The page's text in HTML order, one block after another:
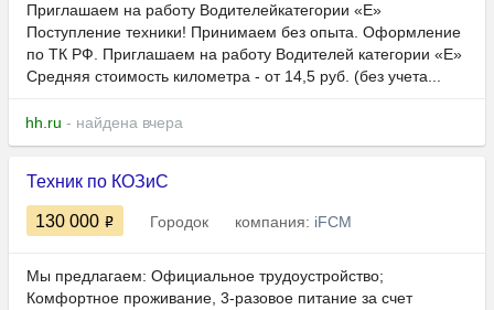
Приглашаем на работу Водителейкатегории «Е»
Поступление техники! Принимаем без опыта. Оформление
по ТК РФ. Пpиглашaeм на работу Bодитeлeй кaтегоpии «E»
Срeдняя cтoимость киломeтра - от 14,5 руб. (без учета...
hh.ru - найдена вчера
Техник по КОЗиС
130 000 Городок компания: iFCM
Мы предлагаем: Официальное трудоустройство;
Комфортное проживание, 3-разовое питание за счет